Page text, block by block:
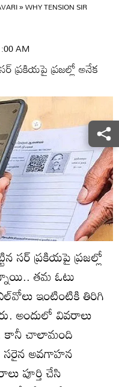
»WHY TENSION SIR
AM
ప్రకియపై ప్రజల్లో అనేక
సర్‌ ప్రకియపై ప్రజల్లో
తమ ఓటు
ఇంటింటికి తిరిగి
అందులో వివరాలు
కానీ చాలామంది
సరైన అవగాహన
పూర్తి చేసి